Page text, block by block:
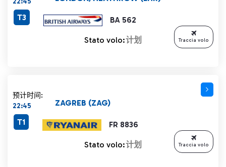
BA 562
T3
Stato volo:计划 Traccia volo
预计时间:
22:45
FR 8836
ZAGREB (ZAG)
T1
Stato volo:计划 Traccia volo